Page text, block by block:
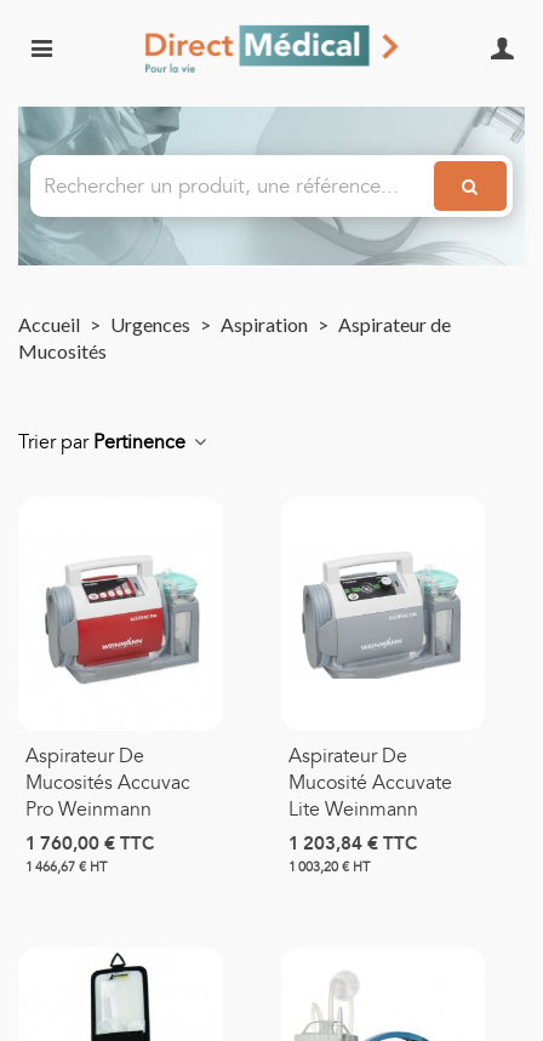
Accueil > Urgences > Aspiration > Aspirateur de
Mucosités
Trier par Pertinence
Aspirateur De
Mucosités Accuvac
Pro Weinmann
1 760,00 €TTC
1 466,67 € HT
Aspirateur De
Mucosité Accuvate
Lite Weinmann
1 203,84 €TTC
1 003,20 € HT